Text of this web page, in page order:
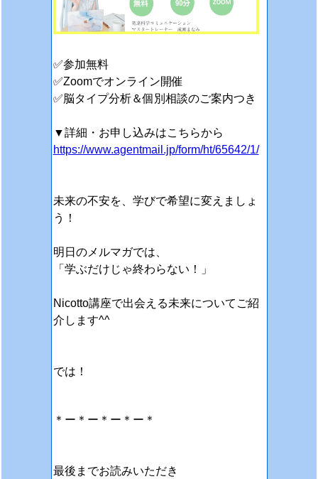
✅参加無料
✅Zoomでオンライン開催
✅脳タイプ分析＆個別相談のご案内つき
▼詳細・お申し込みはこちらから
https://www.agentmail.jp/form/ht/65642/1/
未来の不安を、学びで希望に変えましょ
う！
明日のメルマガでは、
「学ぶだけじゃ終わらない！」
Nicotto講座で出会える未来について ご紹
介します^^
では！
＊ー＊ー＊ー＊ー＊
最後までお読みいただき